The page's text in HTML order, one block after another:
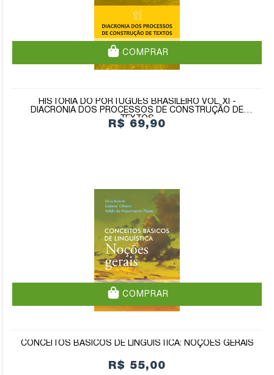
COMPRAR
HISTÓRIA DO PORTUGUÊS BRASILEIRO VOL. XI -
DIACRONIA DOS PROCESSOS DE CONSTRUÇÃO DE
TEXTOS
R$ 69,90
COMPRAR
CONCEITOS BÁSICOS DE LINGUÍSTICA: NOÇÕES GERAIS
R$ 55,00